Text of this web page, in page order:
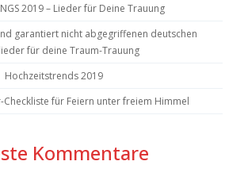
2019 – Lieder für Deine Trauung
garantiert nicht abgegriffenen deutschen
für deine Traum-Trauung
Hochzeitstrends 2019
Checkliste für Feiern unter freiem Himmel
Kommentare